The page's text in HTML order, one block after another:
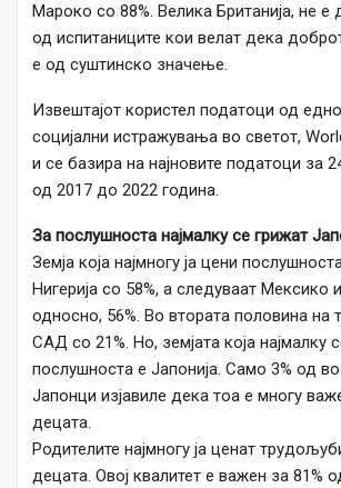
Мароко со 88%. Велика Британија, не е
од испитаниците кои велат дека
е од суштинско значење.
Извештајот користел податоци од
социјални истражувања во светот,
и се базира на најновите податоци за
од 2017 до 2022 година.
За послушноста најмалку се грижат
Земја која најмногу ја цени
Нигерија со 58%, а следуваат Мексико
односно, 56%. Во втората половина на
САД со 21%. Но, земјата која најмалку
послушноста е Јапонија. Само 3% од
Јапонци изјавиле дека тоа е многу
децата.
Родителите најмногу ја ценат
децата. Овој квалитет е важен за 81%